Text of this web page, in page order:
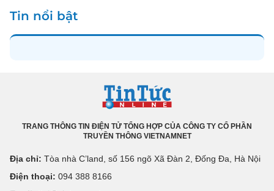
Tin nổi bật
TRANG THÔNG TIN ĐIỆN TỬ TỔNG HỢP CỦA CÔNG TY CỔ PHẦN
TRUYỀN THÔNG VIETNAMNET
Địa chỉ: Tòa nhà C’land, số 156 ngõ Xã Đàn 2, Đống Đa, Hà Nội
Điện thoại: 094 388 8166